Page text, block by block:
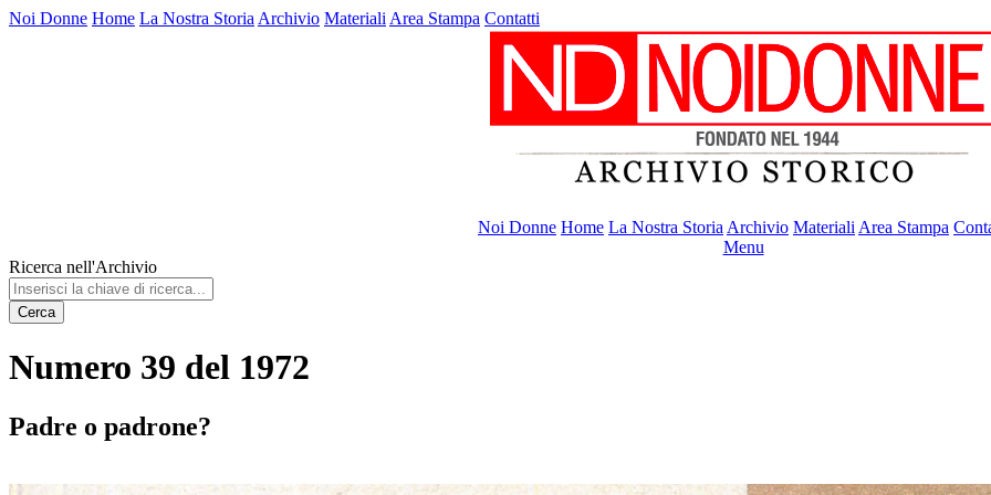
Noi Donne Home La Nostra Storia Archivio Materiali Area Stampa Contatti
Noi Donne Home La Nostra Storia Archivio Materiali Area Stampa
Menu
Ricerca nell'Archivio
Cerca
Numero 39 del 1972
Padre o padrone?